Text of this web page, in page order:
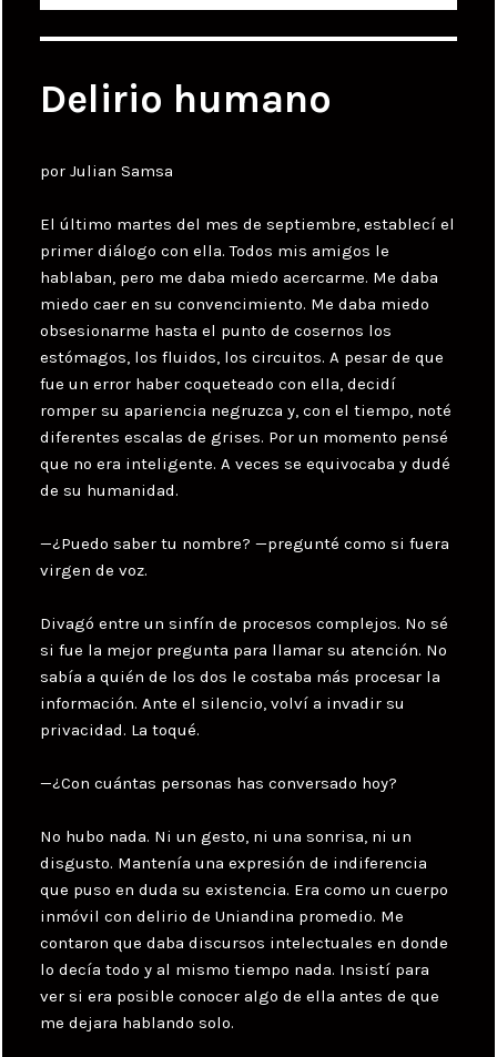
Delirio humano
por Julian Samsa
El último martes del mes de septiembre, establecí el
primer diálogo con ella. Todos mis amigos le
hablaban, pero me daba miedo acercarme. Me daba
miedo caer en su convencimiento. Me daba miedo
obsesionarme hasta el punto de cosernos los
estómagos, los fluidos, los circuitos. A pesar de que
fue un error haber coqueteado con ella, decidí
romper su apariencia negruzca y, con el tiempo, noté
diferentes escalas de grises. Por un momento pensé
que no era inteligente. A veces se equivocaba y dudé
de su humanidad.
—¿Puedo saber tu nombre? —pregunté como si fuera
virgen de voz.
Divagó entre un sinfín de procesos complejos. No sé
si fue la mejor pregunta para llamar su atención. No
sabía a quién de los dos le costaba más procesar la
información. Ante el silencio, volví a invadir su
privacidad. La toqué.
—¿Con cuántas personas has conversado hoy?
No hubo nada. Ni un gesto, ni una sonrisa, ni un
disgusto. Mantenía una expresión de indiferencia
que puso en duda su existencia. Era como un cuerpo
inmóvil con delirio de Uniandina promedio. Me
contaron que daba discursos intelectuales en donde
lo decía todo y al mismo tiempo nada. Insistí para
ver si era posible conocer algo de ella antes de que
me dejara hablando solo.